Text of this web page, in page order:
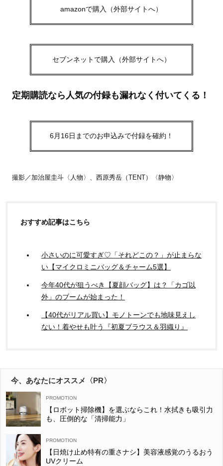
amazonで購入（外部サイトへ）
セブンネットで購入（外部サイトへ）
定期購読なら人気の付録も漏れなく付いてくる！
6月16日までのお申込みで付録を確約！
撮影／加治屋圭斗〈人物〉、西原秀岳（TENT）〈静物〉
おすすめ記事はこちら
小さいのに可愛すぎ♡「それどこの？」が止まらな
い【マイクロミニバッグ＆チャーム5選】
今年40代が狙うべき【夏顔バッグ】は？「カゴ以
外」のブームが始まった！
【40代がリアル買い】モノトーンでも地味見えし
ない！着やせも叶う『初夏ブラウス＆羽織り』
今、あなたにオススメ〈PR〉
【ロボット掃除機】を選ぶならこれ！水拭きも吸引力
も、圧倒的な「清掃能力」
【日焼け止め特有の重さナシ】美容液感覚のうるおう
UVクリーム